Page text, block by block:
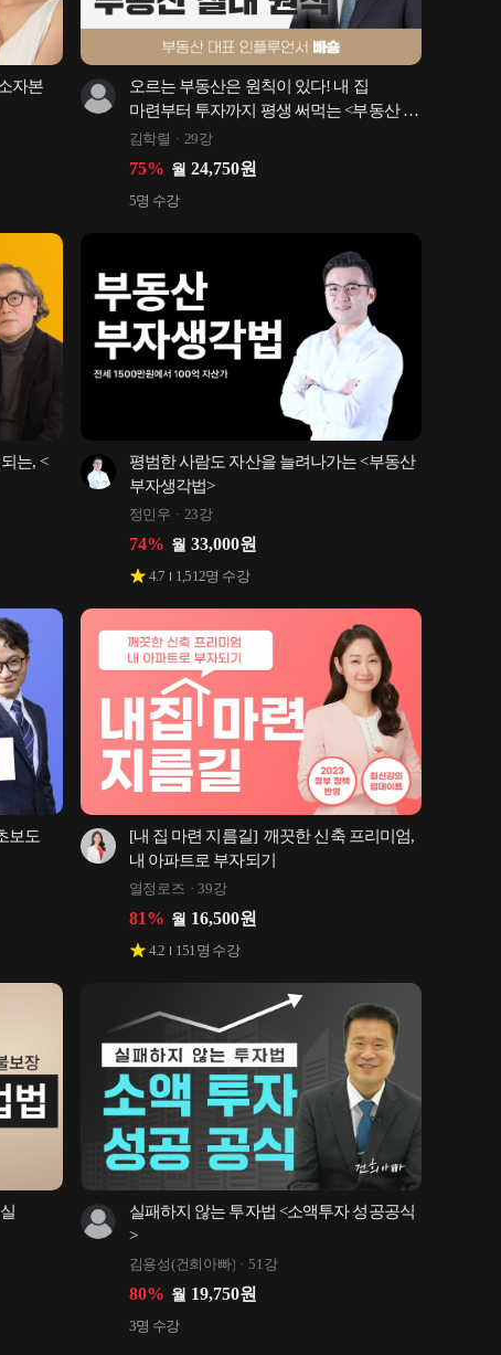
자본
오르는 부동산은 원칙이 있다! 내 집
마련부터 투자까지 평생 써먹는 <부동산
절대원칙>
김학렬 29강
75% 월 24,750원
5명 수강
는, <
평범한 사람도 자산을 늘려나가는 <부동산
부자생각법>
정민우 23강
74% 월 33,000원
4.7 1,512명 수강
보도
[내 집 마련 지름길]  깨끗한 신축 프리미엄,
내 아파트로 부자되기
열정로즈 39강
81% 월 16,500원
4.2 151명 수강
실패하지 않는 투자법 <소액투자 성공공식
>
김용성(건희아빠) 51강
80% 월 19,750원
3명 수강